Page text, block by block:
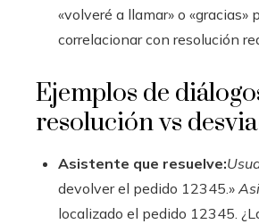
«volveré a llamar» o «gracias»
correlacionar con resolución
Ejemplos de
resolución vs
Asistente que resuelve:
devolver el pedido 12345.»
localizado el pedido 12345.